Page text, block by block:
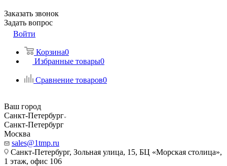
Заказать звонок
Задать вопрос
Войти
Корзина0
Избранные товары0
Сравнение товаров0
Ваш город
Санкт-Петербург
Санкт-Петербург
Москва
sales@1tmp.ru
Санкт-Петербург, Зольная улица, 15, БЦ «Морская столица»,
1 этаж, офис 106